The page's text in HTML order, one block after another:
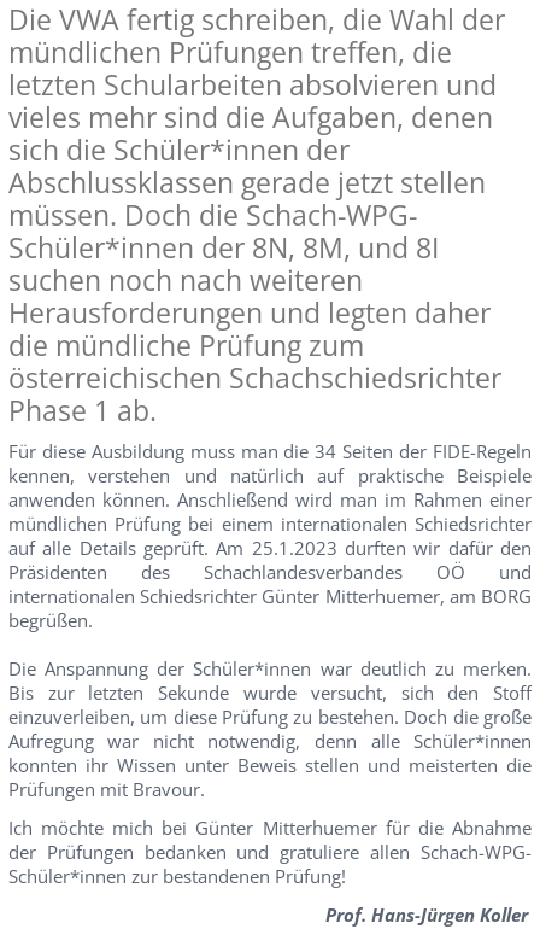
Die VWA fertig schreiben, die Wahl der
mündlichen Prüfungen treffen, die
letzten Schularbeiten absolvieren und
vieles mehr sind die Aufgaben, denen
sich die Schüler*innen der
Abschlussklassen gerade jetzt stellen
müssen. Doch die Schach-WPG-
Schüler*innen der 8N, 8M, und 8I
suchen noch nach weiteren
Herausforderungen und legten daher
die mündliche Prüfung zum
österreichischen Schachschiedsrichter
Phase 1 ab.
Für diese Ausbildung muss man die 34 Seiten der FIDE-Regeln
kennen, verstehen und natürlich auf praktische Beispiele
anwenden können. Anschließend wird man im Rahmen einer
mündlichen Prüfung bei einem internationalen Schiedsrichter
auf alle Details geprüft. Am 25.1.2023 durften wir dafür den
Präsidenten des Schachlandesverbandes OÖ und
internationalen Schiedsrichter Günter Mitterhuemer, am BORG
begrüßen.
Die Anspannung der Schüler*innen war deutlich zu merken.
Bis zur letzten Sekunde wurde versucht, sich den Stoff
einzuverleiben, um diese Prüfung zu bestehen. Doch die große
Aufregung war nicht notwendig, denn alle Schüler*innen
konnten ihr Wissen unter Beweis stellen und meisterten die
Prüfungen mit Bravour.
Ich möchte mich bei Günter Mitterhuemer für die Abnahme
der Prüfungen bedanken und gratuliere allen Schach-WPG-
Schüler*innen zur bestandenen Prüfung!
Prof. Hans-Jürgen Koller